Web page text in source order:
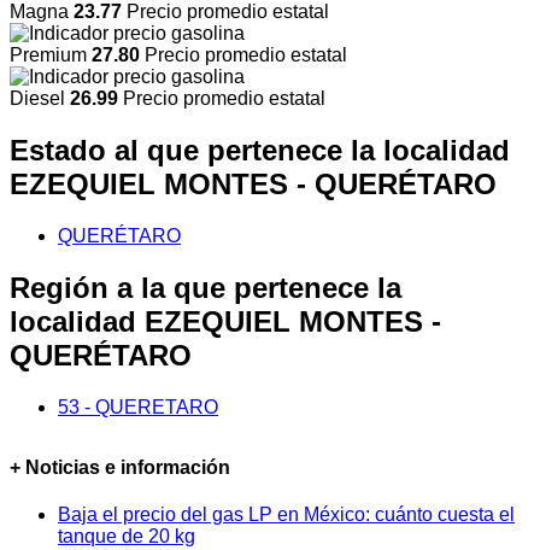
Magna 23.77 Precio promedio estatal
Premium 27.80 Precio promedio estatal
Diesel 26.99 Precio promedio estatal
Estado al que pertenece la localidad
EZEQUIEL MONTES - QUERÉTARO
QUERÉTARO
Región a la que pertenece la
localidad EZEQUIEL MONTES -
QUERÉTARO
53 - QUERETARO
+ Noticias e información
Baja el precio del gas LP en México: cuánto cuesta el
tanque de 20 kg